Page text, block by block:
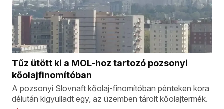
Tűz ütött ki a MOL-hoz tartozó pozsonyi
kőolajfinomítóban
A pozsonyi Slovnaft kőolaj-finomítóban pénteken kora
délután kigyulladt egy, az üzemben tárolt kőolajtermék.